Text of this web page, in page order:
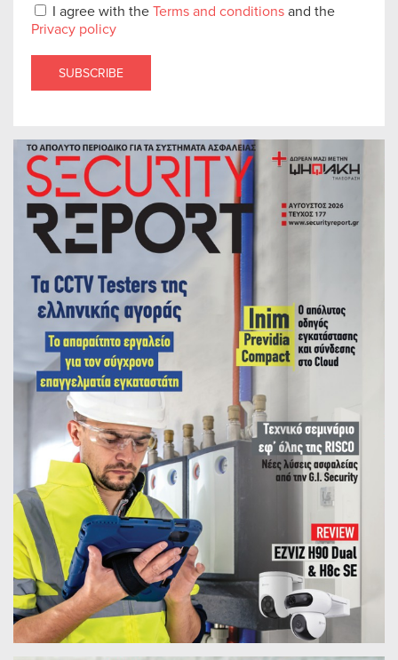
I agree with theTerms and conditionsand the
Privacy policy
SUBSCRIBE